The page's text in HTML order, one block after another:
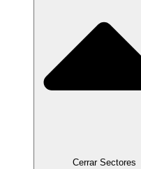
Cerrar Sectores